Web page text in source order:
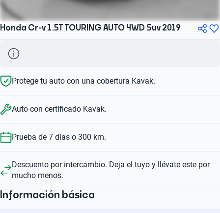
Honda Cr-v 1.5T TOURING AUTO 4WD Suv 2019
Protege tu auto con una cobertura Kavak.
Auto con certificado Kavak.
Prueba de 7 días o 300 km.
Descuento por intercambio. Deja el tuyo y llévate este por
mucho menos.
Información básica